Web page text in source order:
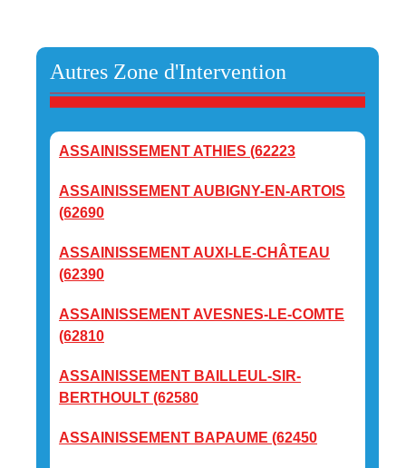
Autres Zone d'Intervention
ASSAINISSEMENT ATHIES (62223
ASSAINISSEMENT AUBIGNY-EN-ARTOIS
(62690
ASSAINISSEMENT AUXI-LE-CHÂTEAU
(62390
ASSAINISSEMENT AVESNES-LE-COMTE
(62810
ASSAINISSEMENT BAILLEUL-SIR-
BERTHOULT (62580
ASSAINISSEMENT BAPAUME (62450